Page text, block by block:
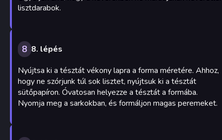
lisztdarabok.
8 8. lépés
Nyújtsa ki a tésztát vékony lapra a forma méretére. Ahhoz,
hogy ne szórjunk túl sok lisztet, nyújtsuk ki a tésztát
sütőpapíron. Óvatosan helyezze a tésztát a formába.
Nyomja meg a sarkokban, és formáljon magas peremeket.